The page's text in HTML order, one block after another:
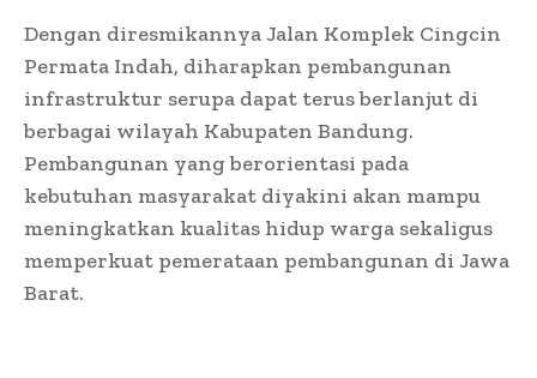
Dengan diresmikannya Jalan Komplek Cingcin
Permata Indah, diharapkan pembangunan
infrastruktur serupa dapat terus berlanjut di
berbagai wilayah Kabupaten Bandung.
Pembangunan yang berorientasi pada
kebutuhan masyarakat diyakini akan mampu
meningkatkan kualitas hidup warga sekaligus
memperkuat pemerataan pembangunan di Jawa
Barat.